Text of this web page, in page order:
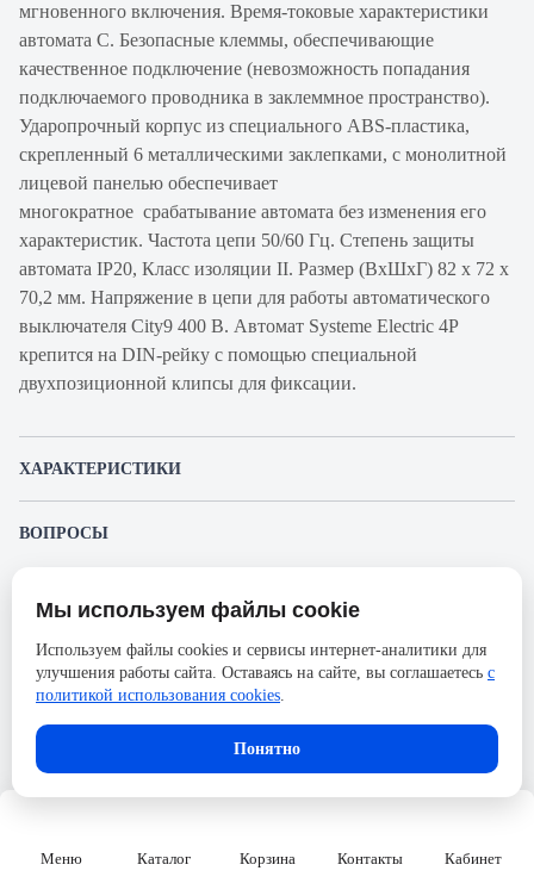
Меню Каталог Корзина Контакты Кабинет
мгновенного включения. Время-токовые характеристики
автомата C. Безопасные клеммы, обеспечивающие
качественное подключение (невозможность попадания
подключаемого проводника в заклеммное пространство).
Ударопрочный корпус из специального ABS-пластика,
скрепленный 6 металлическими заклепками, с монолитной
лицевой панелью обеспечивает
многократное срабатывание автомата без изменения его
характеристик. Частота цепи 50/60 Гц. Степень защиты
автомата IP20, Класс изоляции II. Размер (ВхШхГ) 82 х 72 х
70,2 мм. Напряжение в цепи для работы автоматического
выключателя City9 400 В. Автомат Systeme Electric 4Р
крепится на DIN-рейку с помощью специальной
двухпозиционной клипсы для фиксации.
ХАРАКТЕРИСТИКИ
Производитель
Серия
City9 Set
Номинальный ток
Напряжение, В
400
Количество полюсов
ВОПРОСЫ
Пожалуйста, авторизуйтесь, чтобы иметь
возможность оставлять вопросы.
Представленные изображения и характеристики могут отличаться от реального
без предварительного уведомления. Компания АйДистрибьют не несёт
ответственности в случае не соответствия текущей модели товаров фотографиям,
размещённым в карточке товара.
Мы используем файлы cookie
Используем файлы cookies и сервисы интернет-аналитики для
улучшения работы сайта. Оставаясь на сайте, вы соглашаетесь с
политикой использования cookies.
Понятно